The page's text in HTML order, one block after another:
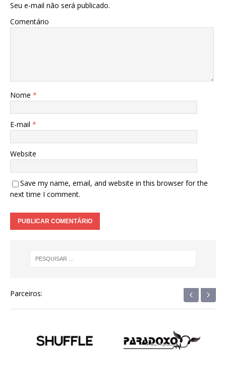
Seu e-mail não será publicado.
Comentário
Nome *
E-mail *
Website
Save my name, email, and website in this browser for the
next time I comment.
Parceiros: ‹ ›